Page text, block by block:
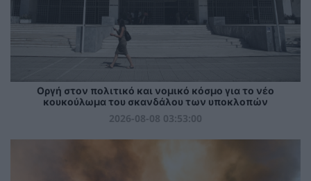
Οργή στον πολιτικό και νομικό κόσμο για το νέο
κουκούλωμα του σκανδάλου των υποκλοπών
2026-08-08 03:53:00